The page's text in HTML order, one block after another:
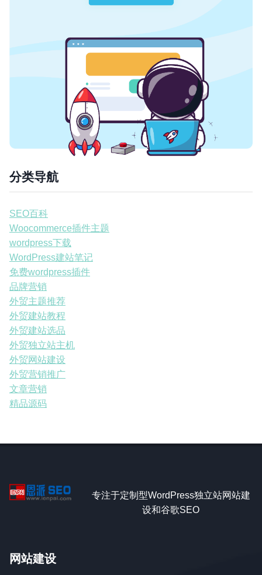
分类导航
SEO百科
Woocommerce插件主题
wordpress下载
WordPress建站笔记
免费wordpress插件
品牌营销
外贸主题推荐
外贸建站教程
外贸建站选品
外贸独立站主机
外贸网站建设
外贸营销推广
文章营销
精品源码
专注于定制型WordPress独立站网站建
设和谷歌SEO
网站建设